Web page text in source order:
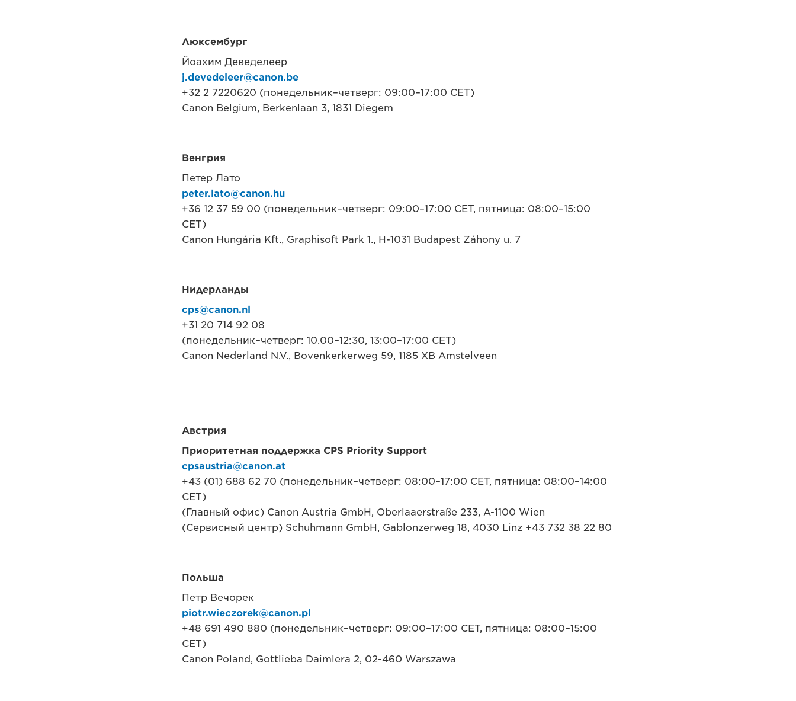
Люксембург
Йоахим Деведелеер
j.devedeleer@canon.be
+32 2 7220620 (понедельник–четверг: 09:00–17:00 CET)
Canon Belgium, Berkenlaan 3, 1831 Diegem
Венгрия
Петер Лато
peter.lato@canon.hu
+36 12 37 59 00 (понедельник–четверг: 09:00–17:00 CET, пятница: 08:00–15:00
CET)
Canon Hungária Kft., Graphisoft Park 1., H-1031 Budapest Záhony u. 7
Нидерланды
cps@canon.nl
+31 20 714 92 08
(понедельник–четверг: 10.00–12:30, 13:00–17:00 CET)
Canon Nederland N.V., Bovenkerkerweg 59, 1185 XB Amstelveen
Австрия
Приоритетная поддержка CPS Priority Support
cpsaustria@canon.at
+43 (01) 688 62 70 (понедельник–четверг: 08:00–17:00 CET, пятница: 08:00–14:00
CET)
(Главный офис) Canon Austria GmbH, Oberlaaerstraße 233, A-1100 Wien
(Сервисный центр) Schuhmann GmbH, Gablonzerweg 18, 4030 Linz +43 732 38 22 80
Польша
Петр Вечорек
piotr.wieczorek@canon.pl
+48 691 490 880 (понедельник–четверг: 09:00–17:00 CET, пятница: 08:00–15:00
CET)
Canon Poland, Gottlieba Daimlera 2, 02-460 Warszawa